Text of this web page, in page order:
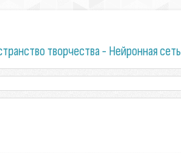
творчества - Нейронная сеть